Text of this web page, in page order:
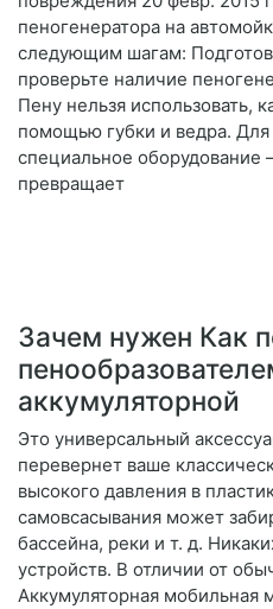
пеногенератора на
следующим шагам:
проверьте наличие
Пену нельзя использовать,
помощью губки и ведра. Для
специальное оборудование
превращает
Зачем нужен Как
аккумуляторной
Это универсальный
перевернет ваше
высокого давления в
самовсасывания может
бассейна, реки и т. д.
устройств. В отличии от
Аккумуляторная мобильная